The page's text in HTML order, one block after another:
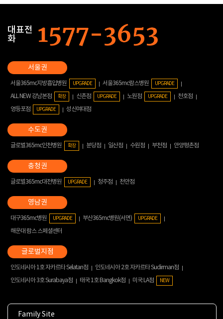
대표전
화
서울365mc지방흡입병원 UPGRADE 서울365mc람스병원 UPGRADE
ALL NEW 강남본점 확장 신촌점 UPGRADE 노원점 UPGRADE
천호점
영등포점
UPGRADE 성신여대점
글로벌365mc인천병원 확장 분당점 일산점 수원점 부천점 안양평촌점
글로벌365mc대전병원 UPGRADE 청주점 천안점
대구365mc병원 UPGRADE 부산365mc병원(서면) UPGRADE
해운대 람스 스페셜센터
인도네시아 1호 자카르타 Selatan점
인도네시아 2호 자카르타 Sudirman점
인도네시아 3호 Surabaya점
태국 1호 Bangkok점 미국 LA점 NEW
Family Site